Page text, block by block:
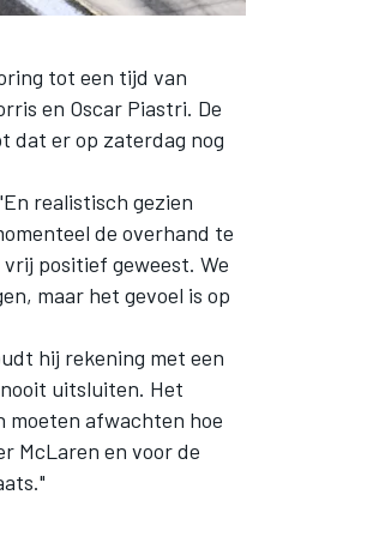
tot een tijd van
en Oscar Piastri. De
dat er op zaterdag nog
realistisch gezien
de overhand te
positief geweest. We
maar het gevoel is op
hij rekening met een
uitsluiten. Het
moeten afwachten hoe
McLaren en voor de